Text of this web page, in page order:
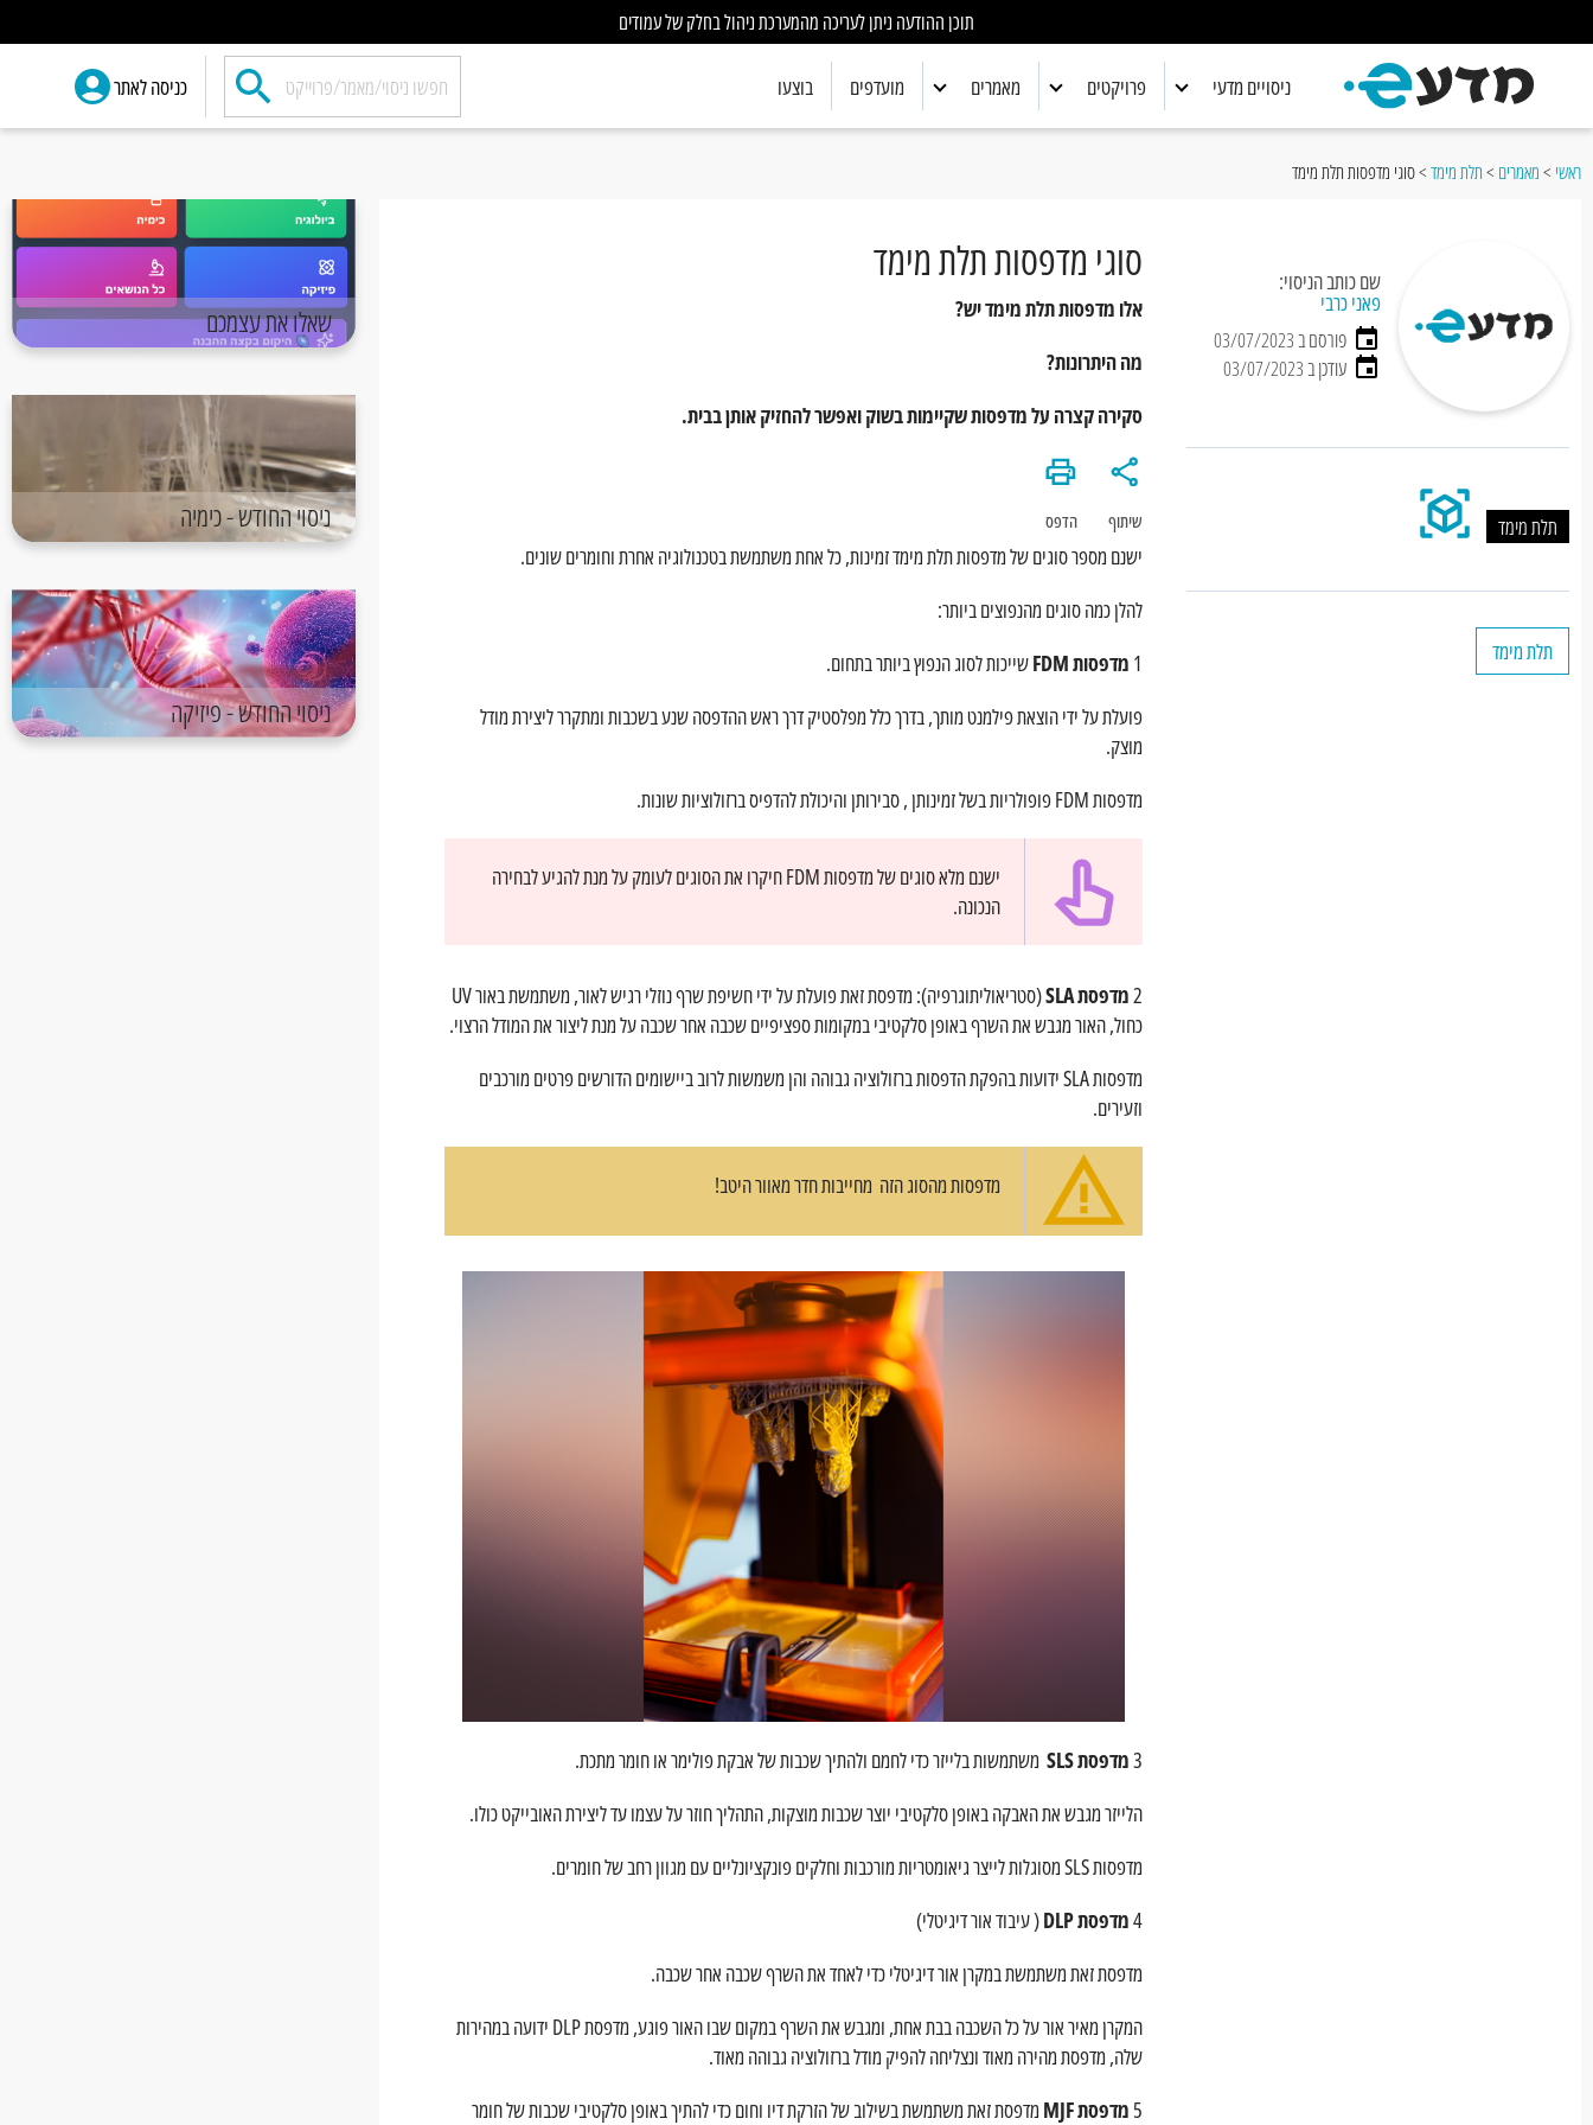
תוכן ההודעה ניתן לעריכה מהמערכת ניהול בחלק של עמודים
ניסויים מדעי
אלקטרוניקה
מתמטיקה
פיזיקה
פרויקטים
אלקטרוניקה
כימיה
מדע כללי
תלת מימד
לכל הפרויקטים
מאמרים
אלקטרוניקה
כימיה
מדע כללי
תלת מימד
לכל המאמרים
מועדפים בוצעו כניסה לאתר
ראשי >מאמרים >תלת מימד>סוגי מדפסות תלת מימד
שם כותב הניסוי:
פאני כרבי
פורסם ב 03/07/2023
עודכן ב 03/07/2023
תלת מימד
תלת מימד
סוגי מדפסות תלת מימד
אלו מדפסות תלת מימד יש?
מה היתרונות?
סקירה קצרה על מדפסות שקיימות בשוק ואפשר להחזיק אותן בבית.
שיתוף הדפס
ישנם מספר סוגים של מדפסות תלת מימד זמינות, כל אחת משתמשת בטכנולוגיה אחרת וחומרים שונים.
להלן כמה סוגים מהנפוצים ביותר:
1 מדפסות FDM
שייכות לסוג הנפוץ ביותר בתחום.
פועלת על ידי הוצאת פילמנט מותך, בדרך כלל מפלסטיק דרך ראש ההדפסה שנע בשכבות ומתקרר ליצירת מודל
מוצק.
מדפסות FDM פופולריות בשל זמינותן , סבירותן והיכולת להדפיס ברזולוציות שונות.
ישנם מלא סוגים של מדפסות FDM חיקרו את הסוגים לעומק על מנת להגיע לבחירה
הנכונה.
2מדפסת SLA
(סטריאוליתוגרפיה): מדפסת זאת פועלת על ידי חשיפת שרף נוזלי רגיש לאור, משתמשת באור UV
כחול, האור מגבש את השרף באופן סלקטיבי במקומות ספציפיים שכבה אחר שכבה על מנת ליצור את המודל הרצוי.
מדפסות SLA ידועות בהפקת הדפסות ברזולוציה גבוהה והן משמשות לרוב ביישומים הדורשים פרטים מורכבים
וזעירים.
מדפסות מהסוג הזה מחייבות חדר מאוור היטב!
3מדפסת SLS
משתמשות בלייזר כדי לחמם ולהתיך שכבות של אבקת פולימר או חומר מתכת.
הלייזר מגבש את האבקה באופן סלקטיבי יוצר שכבות מוצקות, התהליך חוזר על עצמו עד ליצירת האובייקט כולו.
מדפסות SLS מסוגלות לייצר גיאומטריות מורכבות וחלקים פונקציונליים עם מגוון רחב של חומרים.
4מדפסת DLP
( עיבוד אור דיגיטלי)
מדפסת זאת משתמשת במקרן אור דיגיטלי כדי לאחד את השרף שכבה אחר שכבה.
המקרן מאיר אור על כל השכבה בבת אחת, ומגבש את השרף במקום שבו האור פוגע, מדפסת DLP ידועה במהירות
שלה, מדפסת מהירה מאוד ונצליחה להפיק מודל ברזולוציה גבוהה מאוד.
5מדפסת MJF מדפסת זאת משתמשת בשילוב של הזרקת דיו וחום כדי להתיך באופן סלקטיבי שכבות של חומר
שאלו את עצמכם
ניסוי החודש - כימיה
ניסוי החודש - פיזיקה